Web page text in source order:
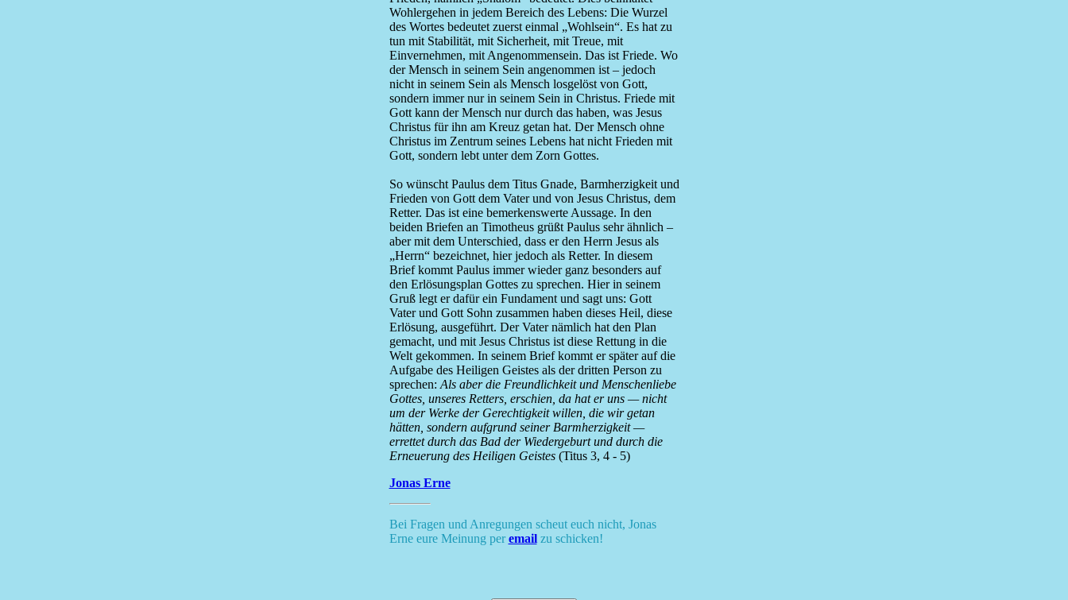
Wohlergehen in jedem Bereich des Lebens: Die Wurzel
des Wortes bedeutet zuerst einmal „Wohlsein“. Es hat zu
tun mit Stabilität, mit Sicherheit, mit Treue, mit
Einvernehmen, mit Angenommensein. Das ist Friede. Wo
der Mensch in seinem Sein angenommen ist – jedoch
nicht in seinem Sein als Mensch losgelöst von Gott,
sondern immer nur in seinem Sein in Christus. Friede mit
Gott kann der Mensch nur durch das haben, was Jesus
Christus für ihn am Kreuz getan hat. Der Mensch ohne
Christus im Zentrum seines Lebens hat nicht Frieden mit
Gott, sondern lebt unter dem Zorn Gottes.
So wünscht Paulus dem Titus Gnade, Barmherzigkeit und
Frieden von Gott dem Vater und von Jesus Christus, dem
Retter. Das ist eine bemerkenswerte Aussage. In den
beiden Briefen an Timotheus grüßt Paulus sehr ähnlich –
aber mit dem Unterschied, dass er den Herrn Jesus als
„Herrn“ bezeichnet, hier jedoch als Retter. In diesem
Brief kommt Paulus immer wieder ganz besonders auf
den Erlösungsplan Gottes zu sprechen. Hier in seinem
Gruß legt er dafür ein Fundament und sagt uns: Gott
Vater und Gott Sohn zusammen haben dieses Heil, diese
Erlösung, ausgeführt. Der Vater nämlich hat den Plan
gemacht, und mit Jesus Christus ist diese Rettung in die
Welt gekommen. In seinem Brief kommt er später auf die
Aufgabe des Heiligen Geistes als der dritten Person zu
sprechen: Als aber die Freundlichkeit und Menschenliebe
Gottes, unseres Retters, erschien, da hat er uns — nicht
um der Werke der Gerechtigkeit willen, die wir getan
hätten, sondern aufgrund seiner Barmherzigkeit —
errettet durch das Bad der Wiedergeburt und durch die
Erneuerung des Heiligen Geistes(Titus 3, 4 - 5)
Jonas Erne
Bei Fragen und Anregungen scheut euch nicht, Jonas
Erne eure Meinung peremailzu schicken!